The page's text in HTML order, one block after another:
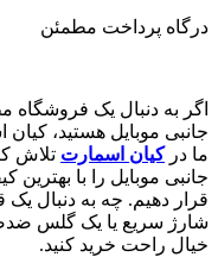
درگاه پرداخت مطمئن
اگر به دنبال یک فروشگاه
جانبی موبایل هستید،
ما درکیان اسمارت تلاش
جانبی موبایل را با
قرار دهیم. چه به دنبال
شارژ سریع یا یک گلس
خیال راحت خرید کنید.